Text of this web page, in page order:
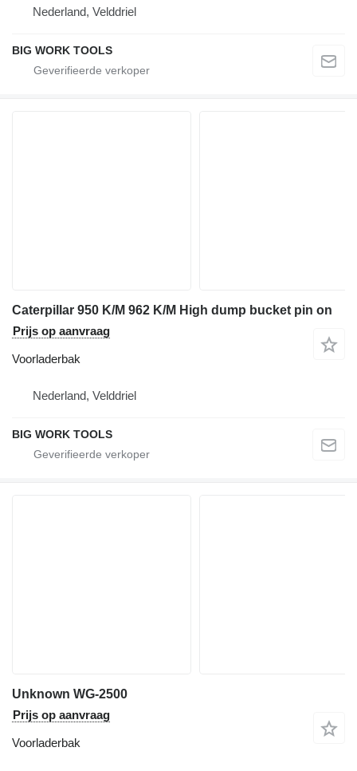
Nederland, Velddriel
BIG WORK TOOLS
Caterpillar 950 K/M 962 K/M High dump bucket pin on
Prijs op aanvraag
Voorladerbak
Nederland, Velddriel
BIG WORK TOOLS
Unknown WG-2500
Prijs op aanvraag
Voorladerbak